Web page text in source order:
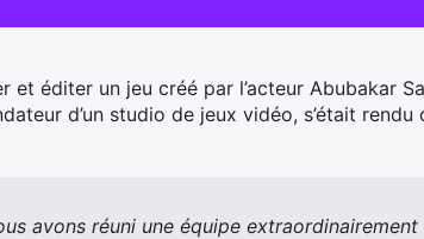
et éditer un jeu créé par l’acteur Abubakar
d’un studio de jeux vidéo, s’était
avons réuni une équipe